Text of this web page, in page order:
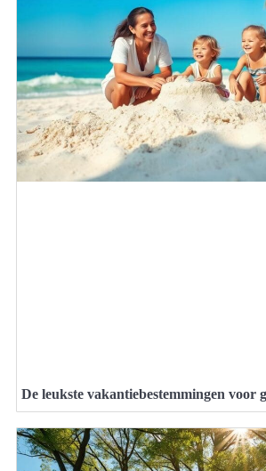
De leukste vakantiebestemmingen voor